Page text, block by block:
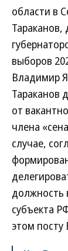
области в
выборов
Владимир
Тараканов
от
члена
случае,
должность
субъекта
этом